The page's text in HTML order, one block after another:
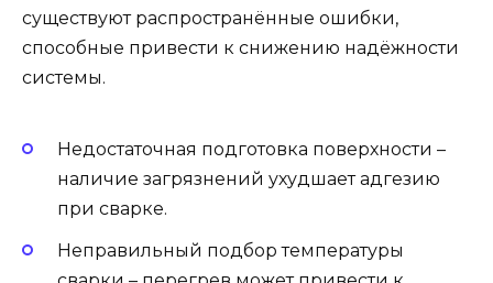
существуют распространённые ошибки,
способные привести к снижению надёжности
системы.
Недостаточная подготовка поверхности –
наличие загрязнений ухудшает адгезию
при сварке.
Неправильный подбор температуры